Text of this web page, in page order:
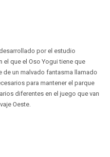
por el estudio
el que el Oso Yogui tiene que
de un malvado fantasma llamado
para mantener el parque
diferentes en el juego que van
Oeste.